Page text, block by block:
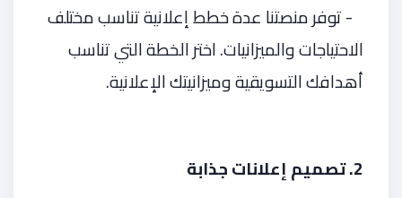
- توفر منصتنا عدة خطط إعلانية تناسب مختلف
الاحتياجات والميزانيات. اختر الخطة التي تناسب
أهدافك التسويقية وميزانيتك الإعلانية.
2. تصميم إعلانات جذابة